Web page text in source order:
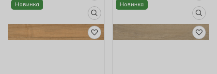
Новинка
Новинка